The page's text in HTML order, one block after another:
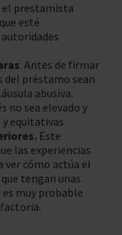
el prestamista
esté
. Antes de firmar
del préstamo sean
abusiva.
no sea elevado y
y equitativas
Este
las experiencias
ver cómo actúa el
tengan unas
es muy probable